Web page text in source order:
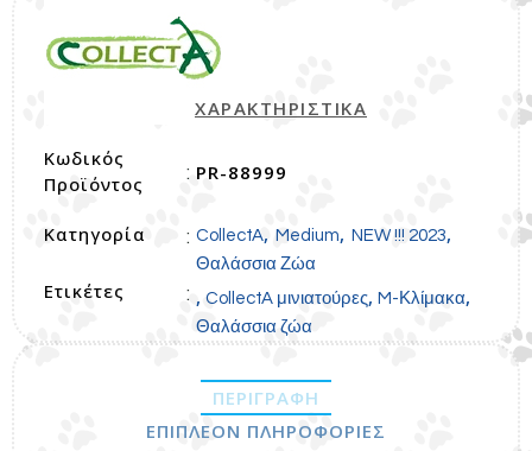
ΧΑΡΑΚΤΗΡΙΣΤΙΚΑ
Κωδικός
Προϊόντος
: PR-88999
Κατηγορία : CollectA, Medium, NEW !!! 2023,
Θαλάσσια Ζώα
Ετικέτες : , CollectA μινιατούρες, M-Κλίμακα,
Θαλάσσια ζώα
ΠΕΡΙΓΡΑΦΉ
ΕΠΙΠΛΈΟΝ ΠΛΗΡΟΦΟΡΊΕΣ